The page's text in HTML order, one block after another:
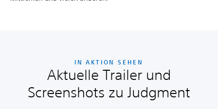
IN AKTION SEHEN
Aktuelle Trailer und
Screenshots zu Judgment